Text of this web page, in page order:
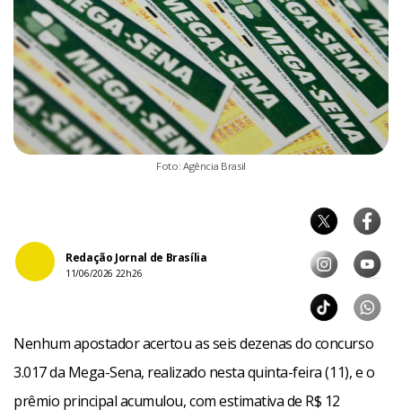
Foto: Agência Brasil
Redação Jornal de Brasília
11/06/2026 22h26
Nenhum apostador acertou as seis dezenas do concurso
3.017 da Mega-Sena, realizado nesta quinta-feira (11), e o
prêmio principal acumulou, com estimativa de R$ 12